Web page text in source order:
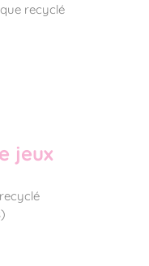
recyclé
jeux